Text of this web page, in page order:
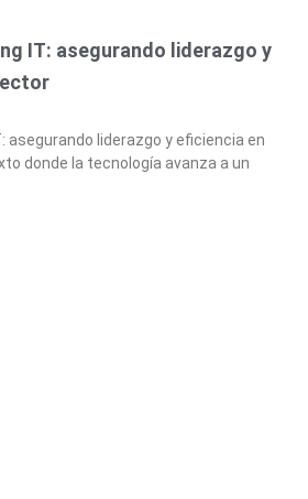
IT: asegurando liderazgo y
asegurando liderazgo y eficiencia en
donde la tecnología avanza a un